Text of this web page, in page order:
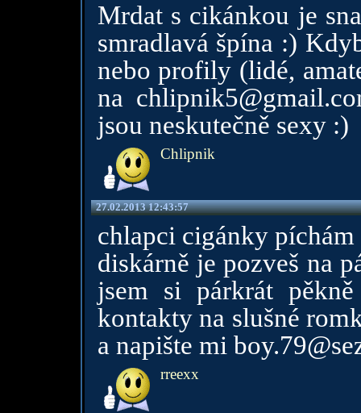
Mrdat s cikánkou je
smradlavá špína :)
nebo profily (lidé,
na
jsou neskutečně sexy :)
Chlipnik
27.02.2013 12:43:57
chlapci cigánky
diskárně je pozveš na
jsem si párkrát
kontakty na slušné
a napište mi
rreexx